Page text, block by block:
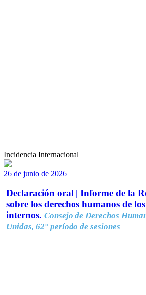
Incidencia Internacional
26 de junio de 2026
Declaración oral | Informe de la
sobre los derechos humanos de
internos. Consejo de Derechos
Unidas, 62° período de sesiones